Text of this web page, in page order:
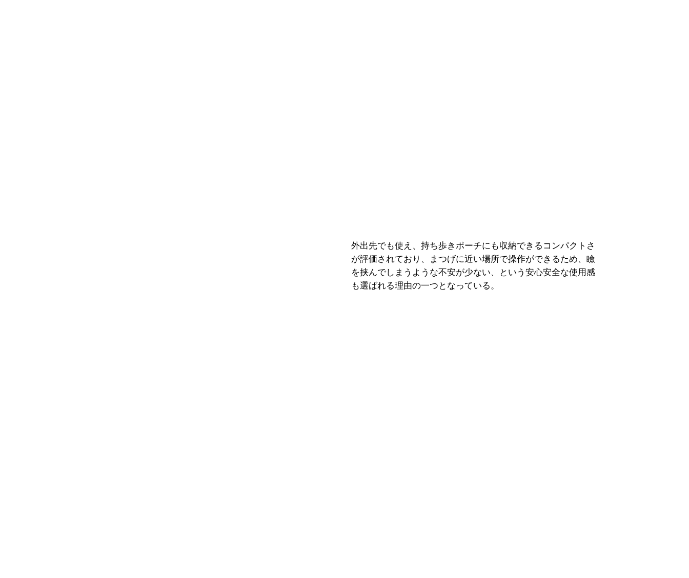
外出先でも使え、持ち歩きポーチにも収納できるコンパクトさ
が評価されており、まつげに近い場所で操作ができるため、瞼
を挟んでしまうような不安が少ない、という安心安全な使用感
も選ばれる理由の一つとなっている。